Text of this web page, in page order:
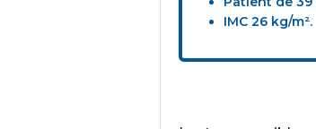
IMC 26 kg/m².